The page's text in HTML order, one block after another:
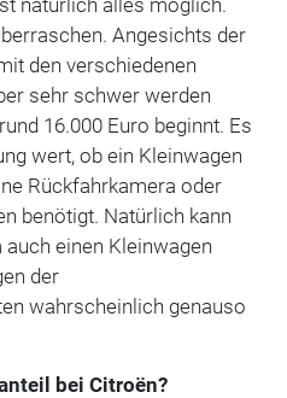
Angesichts der
den verschiedenen
sehr schwer werden
16.000 Euro beginnt. Es
wert, ob ein Kleinwagen
Rückfahrkamera oder
benötigt. Natürlich kann
einen Kleinwagen
der
wahrscheinlich genauso
bei Citroën?